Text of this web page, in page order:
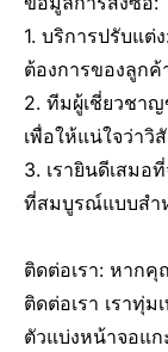
1. บริการปรับแต่
ต้องการของลูกค้
2. ทีมผู้เชี่ยวชา
เพื่อให้แน่ใจว่าวิ
3. เรายินดีเสมอ
ที่สมบูรณ์แบบส
ติดต่อเรา: หาก
ติดต่อเรา เราทุ่
ตัวแบ่งหน้าจอแก